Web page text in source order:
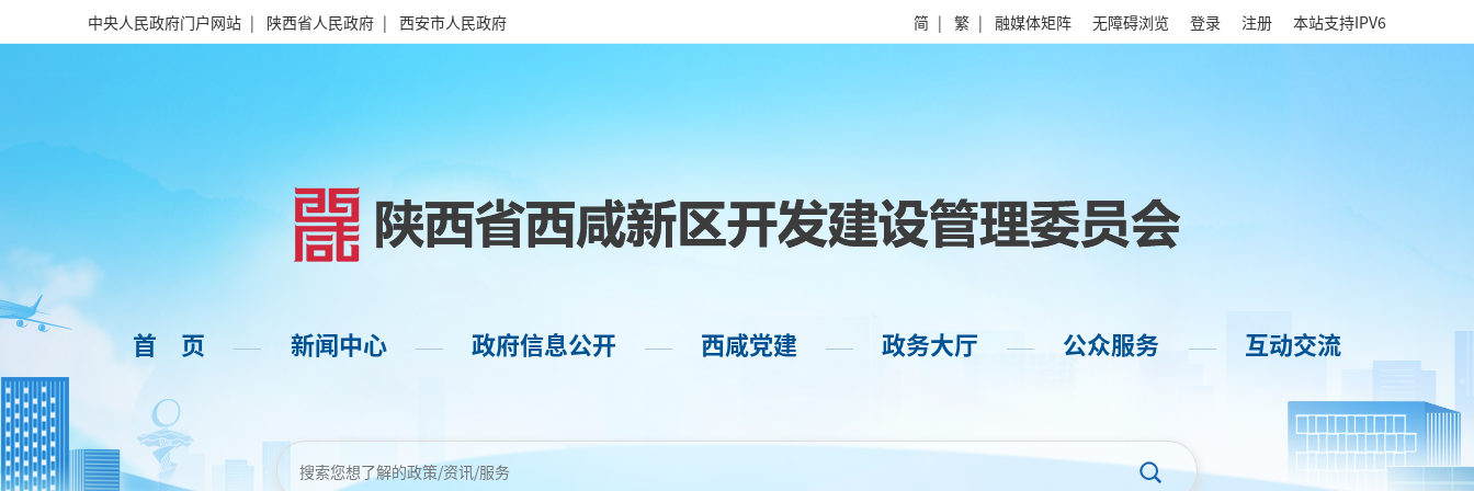
中央人民政府门户网站 | 陕西省人民政府 | 西安市人民政府 简 | 繁 | 融媒体矩阵 无障碍浏览 登录 注册 本站支持IPV6
首 页 —— 新闻中心 —— 政府信息公开 —— 西咸党建 —— 政务大厅 —— 公众服务 —— 互动交流